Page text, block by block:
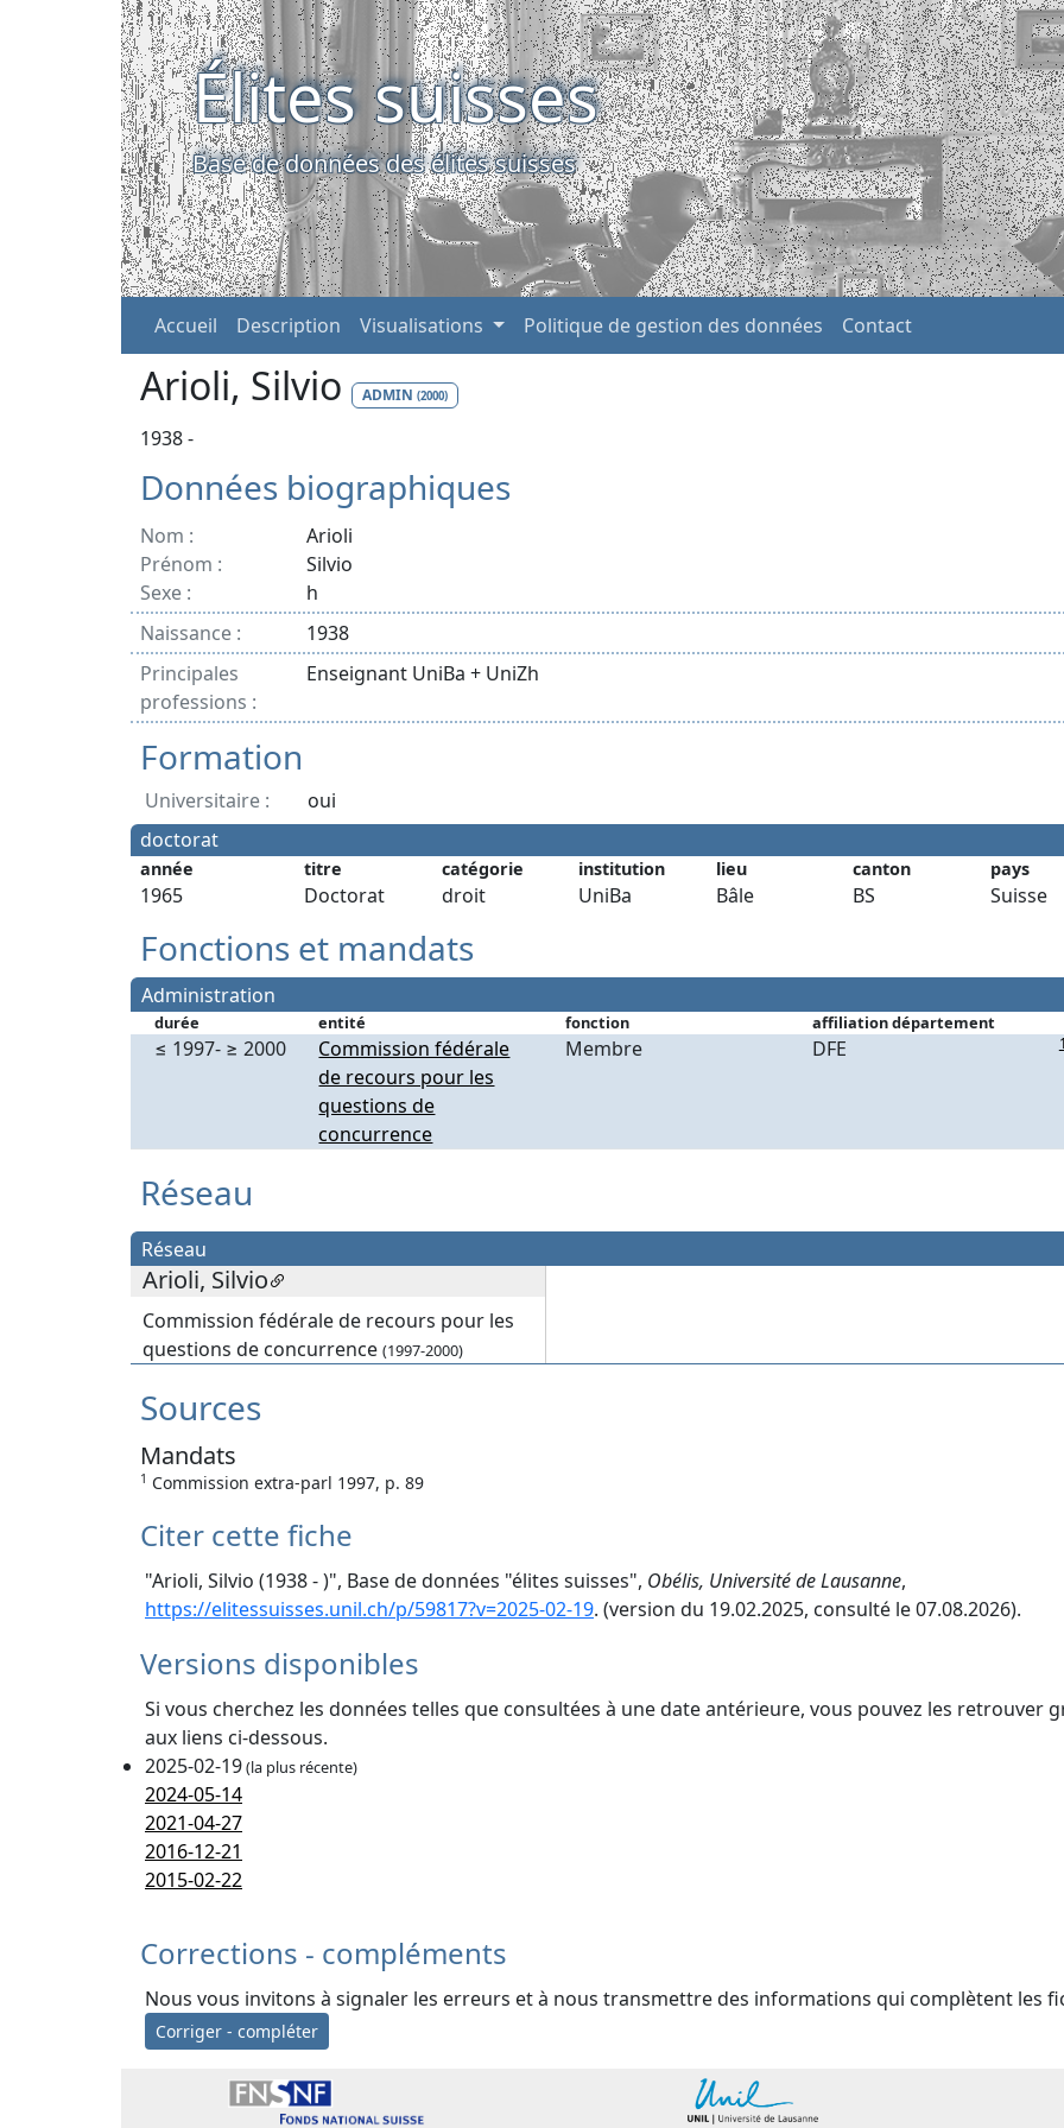
Élites suisses
Base de données des élites suisses
Accueil Description Visualisations Politique de gestion des données Contact
Arioli, Silvio ADMIN (2000)
1938 -
Données biographiques
Nom :
Arioli
Prénom :
Silvio
Sexe :
h
Naissance :
1938
Principales
professions :
Enseignant UniBa + UniZh
Formation
Universitaire :
oui
doctorat
année titre catégorie institution lieu canton pays
1965 Doctorat droit UniBa Bâle BS Suisse
Fonctions et mandats
Administration
durée entité fonction affiliation département
≤ 1997- ≥ 2000
Commission fédérale
de recours pour les
questions de
concurrence
Membre DFE
Réseau
Réseau
Arioli, Silvio
Commission fédérale de recours pour les
questions de concurrence (1997-2000)
Sources
Mandats
1 Commission extra-parl 1997, p. 89
Citer cette fiche
"Arioli, Silvio (1938 - )", Base de données "élites suisses", Obélis, Université de Lausanne,
https://elitessuisses.unil.ch/p/59817?v=2025-02-19. (version du 19.02.2025, consulté le 07.08.2026).
Versions disponibles
Si vous cherchez les données telles que consultées à une date antérieure, vous pouvez les retrouver
aux liens ci-dessous.
2025-02-19(la plus récente)
2024-05-14
2021-04-27
2016-12-21
2015-02-22
Corrections - compléments
Nous vous invitons à signaler les erreurs et à nous transmettre des informations qui complètent les
Corriger - compléter